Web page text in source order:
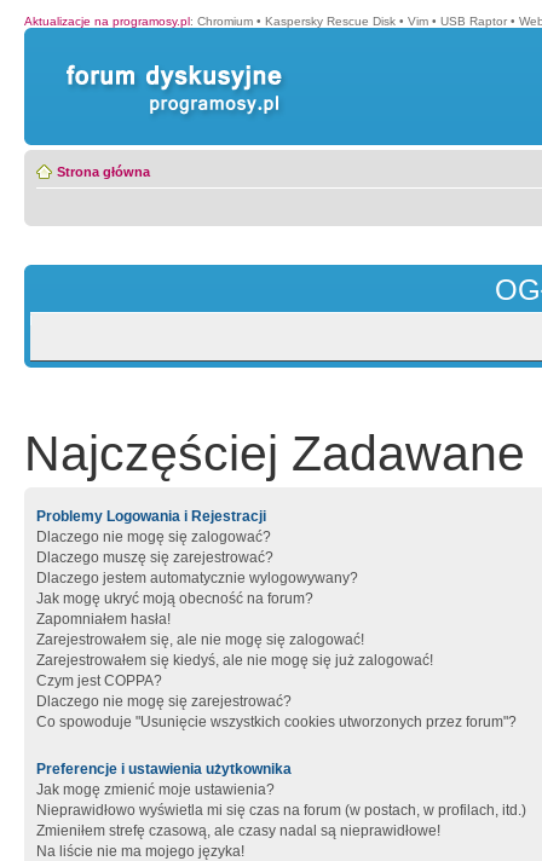
Aktualizacje na programosy.pl: Chromium • Kaspersky Rescue Disk • Vim • USB Raptor •
Strona główna
Najczęściej Zadawane
Problemy Logowania i Rejestracji
Dlaczego nie mogę się zalogować?
Dlaczego muszę się zarejestrować?
Dlaczego jestem automatycznie wylogowywany?
Jak mogę ukryć moją obecność na forum?
Zapomniałem hasła!
Zarejestrowałem się, ale nie mogę się zalogować!
Zarejestrowałem się kiedyś, ale nie mogę się już zalogować!
Czym jest COPPA?
Dlaczego nie mogę się zarejestrować?
Co spowoduje "Usunięcie wszystkich cookies utworzonych przez forum"?
Preferencje i ustawienia użytkownika
Jak mogę zmienić moje ustawienia?
Nieprawidłowo wyświetla mi się czas na forum (w postach, w profilach, itd.)
Zmieniłem strefę czasową, ale czasy nadal są nieprawidłowe!
Na liście nie ma mojego języka!